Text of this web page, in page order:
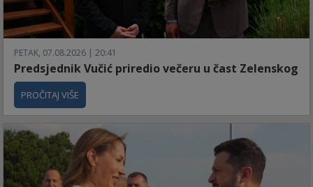
PETAK, 07.08.2026 | 20:41
Predsjednik Vučić priredio večeru u čast Zelenskog
PROČITAJ VIŠE